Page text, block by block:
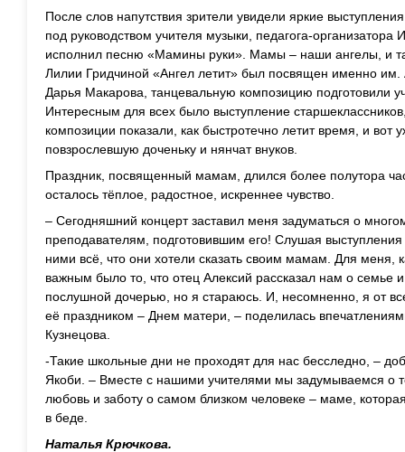
После слов напутствия зрители увидели яркие
под руководством учителя музыки, педагога-
исполнил песню «Мамины руки». Мамы – наши ангелы, и
Лилии Гридчиной «Ангел летит» был посвящен именно им.
Дарья Макарова, танцевальную композицию подготовили
Интересным для всех было выступление
композиции показали, как быстротечно летит время, и
повзрослевшую доченьку и нянчат внуков.
Праздник, посвященный мамам, длился более полутора
осталось тёплое, радостное, искреннее чувство.
– Сегодняшний концерт заставил меня задуматься о
преподавателям, подготовившим его! Слушая
ними всё, что они хотели сказать своим мамам. Для меня,
важным было то, что отец Алексий рассказал нам о семье
послушной дочерью, но я стараюсь. И, несомненно, я от
её праздником – Днем матери, – поделилась
Кузнецова.
-Такие школьные дни не проходят для нас бесследно, –
Якоби. – Вместе с нашими учителями мы задумываемся о
любовь и заботу о самом близком человеке – маме,
в беде.
Наталья Крючкова.